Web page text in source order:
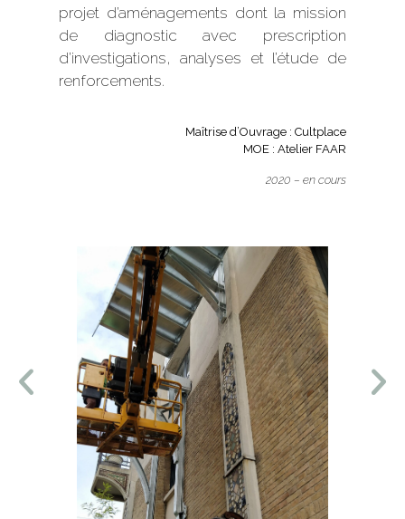
projet d’aménagements dont la mission
de diagnostic avec prescription
d’investigations, analyses et l’étude de
renforcements.
Maîtrise d’Ouvrage : Cultplace
MOE : Atelier FAAR
2020 – en cours